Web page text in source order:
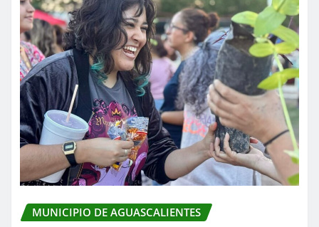
MUNICIPIO DE AGUASCALIENTES